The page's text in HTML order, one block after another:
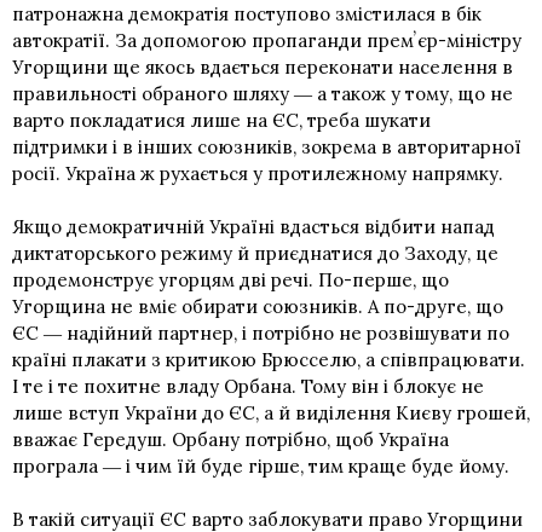
патронажна демократія поступово змістилася в бік
автократії. За допомогою пропаганди премʼєр-міністру
Угорщини ще якось вдається переконати населення в
правильності обраного шляху ― а також у тому, що не
варто покладатися лише на ЄС, треба шукати
підтримки і в інших союзників, зокрема в авторитарної
росії. Україна ж рухається у протилежному напрямку.
Якщо демократичній Україні вдасться відбити напад
диктаторського режиму й приєднатися до Заходу, це
продемонструє угорцям дві речі. По-перше, що
Угорщина не вміє обирати союзників. А по-друге, що
ЄС ― надійний партнер, і потрібно не розвішувати по
країні плакати з критикою Брюсселю, а співпрацювати.
І те і те похитне владу Орбана. Тому він і блокує не
лише вступ України до ЄС, а й виділення Києву грошей,
вважає Гередуш. Орбану потрібно, щоб Україна
програла ― і чим їй буде гірше, тим краще буде йому.
В такій ситуації ЄС варто заблокувати право Угорщини